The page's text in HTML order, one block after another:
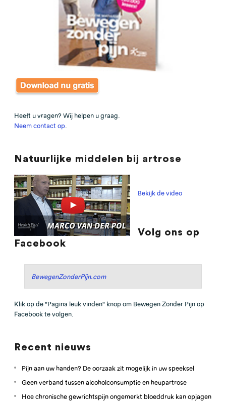
Heeft u vragen? Wij helpen u graag.
Neem contact op
Natuurlijke middelen bij artrose
Bekijk de video
Volg ons op
Facebook
BewegenZonderPijn.com
Klik op de "Pagina leuk vinden" knop om Bewegen Zonder Pijn op
Facebook te volgen.
Recent nieuws
Pijn aan uw handen? De oorzaak zit mogelijk in uw speeksel
Geen verband tussen alcoholconsumptie en heupartrose
Hoe chronische gewrichtspijn ongemerkt bloeddruk kan opjagen